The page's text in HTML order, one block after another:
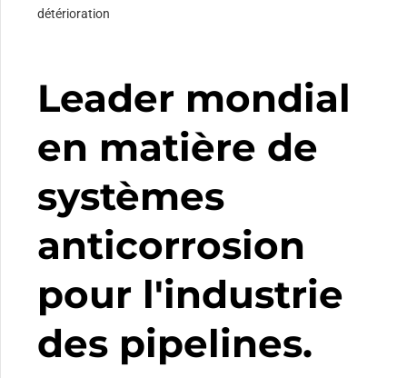
détérioration
Leader mondial
en matière de
systèmes
anticorrosion
pour l'industrie
des pipelines.